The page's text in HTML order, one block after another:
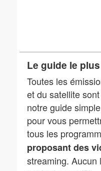
Le guide le
Toutes les
et du satellite
notre guide
pour vous
tous les
proposant des
streaming. Aucun